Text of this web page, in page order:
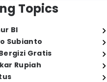
Topics
BI
Subianto
Gratis
Rupiah